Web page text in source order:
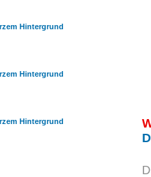
Hintergrund
Hintergrund
Hintergrund